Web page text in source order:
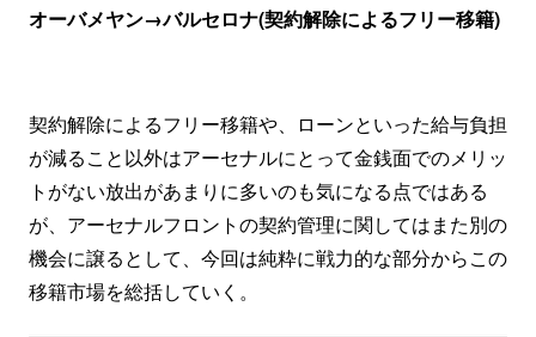
オーバメヤン→バルセロナ(契約解除によるフリー移籍)
契約解除によるフリー移籍や、ローンといった給与負担
が減ること以外はアーセナルにとって金銭面でのメリッ
トがない放出があまりに多いのも気になる点ではある
が、アーセナルフロントの契約管理に関してはまた別の
機会に譲るとして、今回は純粋に戦力的な部分からこの
移籍市場を総括していく。